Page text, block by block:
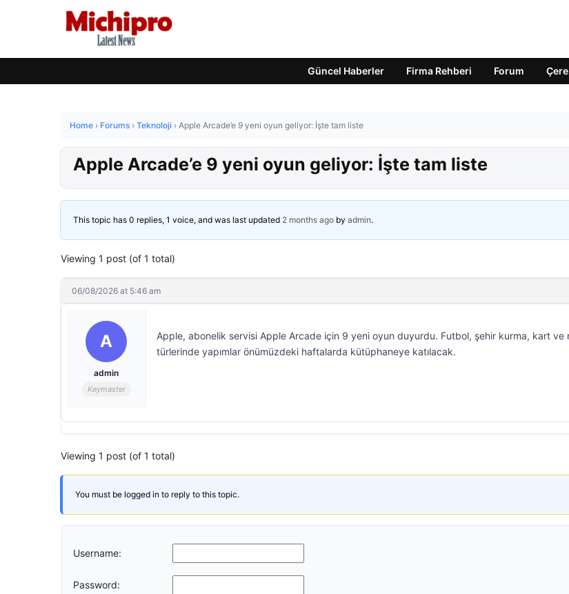
Güncel Haberler Firma Rehberi Forum
Home › Forums › Teknoloji › Apple Arcade’e 9 yeni oyun geliyor: İşte tam liste
Apple Arcade’e 9 yeni oyun geliyor: İşte tam liste
This topic has 0 replies, 1 voice, and was last updated 2 months ago by admin.
Viewing 1 post (of 1 total)
06/08/2026 at 5:46 am
A
admin
Keymaster
Apple, abonelik servisi Apple Arcade için 9 yeni oyun duyurdu. Futbol, şehir kurma, kart ve
türlerinde yapımlar önümüzdeki haftalarda kütüphaneye katılacak.
Viewing 1 post (of 1 total)
You must be logged in to reply to this topic.
Username:
Password: